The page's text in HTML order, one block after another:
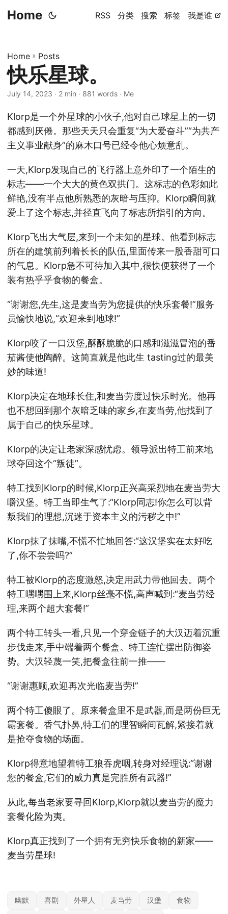
Home RSS 分类 搜索 标签 我是谁
Home » Posts
快乐星球。
July 14, 2023 · 2 min · 881 words · Me
Klorp是一个外星球的小伙子,他对自己球星上的一切
都感到厌倦。那些天天只会重复“为大爱奋斗”“为共产
主义事业献身”的麻木口号已经令他心烦意乱。
一天,Klorp发现自己的飞行器上意外印了一个陌生的
标志——一个大大的黄色双拱门。这标志的色彩如此
鲜艳,没有半点他所熟悉的灰暗与压抑。Klorp瞬间就
爱上了这个标志,并径直飞向了标志所指引的方向。
Klorp飞出大气层,来到一个未知的星球。他看到标志
所在的建筑前列着长长的队伍,里面传来一股香甜可口
的气息。Klorp急不可待加入其中,很快便获得了一个
装有热乎乎食物的餐盒。
“谢谢您,先生,这是麦当劳为您提供的快乐套餐!”服务
员愉快地说,“欢迎来到地球!”
Klorp咬了一口汉堡,酥酥脆脆的口感和滋滋冒泡的番
茄酱使他陶醉。这简直就是他此生 tasting过的最美
妙的味道!
Klorp决定在地球长住,和麦当劳度过快乐时光。他再
也不想回到那个灰暗乏味的家乡,在麦当劳,他找到了
属于自己的快乐星球。
Klorp的决定让老家深感忧虑。领导派出特工前来地
球夺回这个“叛徒”。
特工找到Klorp的时候,Klorp正兴高采烈地在麦当劳大
嚼汉堡。特工当即生气了:“Klorp同志!你怎么可以背
叛我们的理想,沉迷于资本主义的污秽之中!”
Klorp抹了抹嘴,不慌不忙地回答:“这汉堡实在太好吃
了,你不尝尝吗?”
特工被Klorp的态度激怒,决定用武力带他回去。两个
特工嘿嘿围上来,Klorp丝毫不慌,高声喊到:“麦当劳经
理,来两个超大套餐!”
两个特工转头一看,只见一个穿金链子的大汉迈着沉重
步伐走来,手中端着两个餐盒。特工连忙摆出防御姿
势。大汉轻蔑一笑,把餐盒往前一推——
“谢谢惠顾,欢迎再次光临麦当劳!”
两个特工傻眼了。原来餐盒里不是武器,而是两份巨无
霸套餐。香气扑鼻,特工们的理智瞬间瓦解,紧接着就
是抢夺食物的场面。
Klorp得意地望着特工狼吞虎咽,转身对经理说:“谢谢
您的餐盒,它们的威力真是完胜所有武器!”
从此,每当老家要寻回Klorp,Klorp就以麦当劳的魔力
套餐化险为夷。
Klorp真正找到了一个拥有无穷快乐食物的新家——
麦当劳星球!
幽默 喜剧 外星人 麦当劳 汉堡 食物